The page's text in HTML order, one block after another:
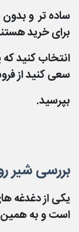
ساده تر و بدون
برای خرید
انتخابکنید
سعی کنید از
بپرسید.
بررسی شیر
یکی از دغدغه
است و به همین